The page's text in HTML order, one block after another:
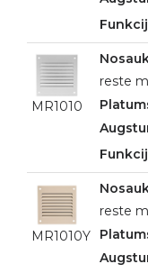
MR1010
reste
MR1010Y
reste